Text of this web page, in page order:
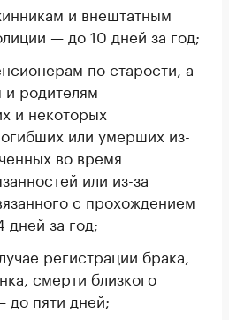
и внештатным
— до 10 дней за год;
по старости, а
и родителям
и некоторых
или умерших из-
во время
или из-за
с прохождением
за год;
регистрации брака,
смерти близкого
до пяти дней;